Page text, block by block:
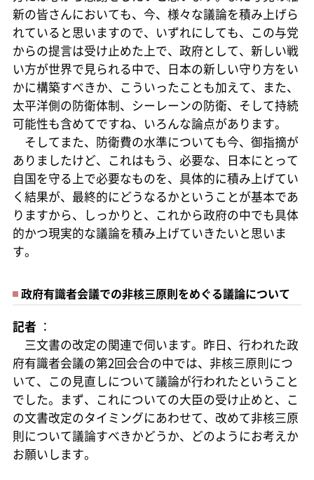
新の皆さんにおいても、今、様々な議論を積み上げら
れていると思いますので、いずれにしても、この与党
からの提言は受け止めた上で、政府として、新しい戦
い方が世界で見られる中で、日本の新しい守り方をい
かに構築すべきか、こういったことも加えて、また、
太平洋側の防衛体制、シーレーンの防衛、そして持続
可能性も含めてですね、いろんな論点があります。
そしてまた、防衛費の水準についても今、御指摘が
ありましたけど、これはもう、必要な、日本にとって
自国を守る上で必要なものを、具体的に積み上げてい
く結果が、最終的にどうなるかということが基本であ
りますから、しっかりと、これから政府の中でも具体
的かつ現実的な議論を積み上げていきたいと思いま
す。
政府有識者会議での非核三原則をめぐる議論について
記者 ：
三文書の改定の関連で伺います。昨日、行われた政
府有識者会議の第2回会合の中では、非核三原則につ
いて、この見直しについて議論が行われたということ
でした。まず、これについての大臣の受け止めと、こ
の文書改定のタイミングにあわせて、改めて非核三原
則について議論すべきかどうか、どのようにお考えか
お願いします。